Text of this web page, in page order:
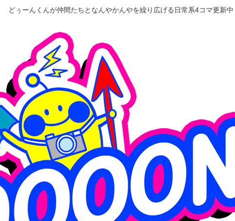
どぅーんくんが仲間たちとなんやかんやを繰り広げる日常系4コマ更新中